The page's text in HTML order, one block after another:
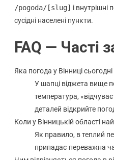
/pogoda/[slug] і внутрішні
сусідні населені пункти.
FAQ — Часті
Яка погода у Вінниці
У шапці віджета вище
температура,
деталей відкрийте
Коли у Вінницькій області
Як правило, в теплий
припадає переважна